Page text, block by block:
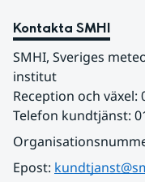
Kontakta SMHI
SMHI, Sveriges
institut
Reception och växel:
Telefon kundtjänst:
Epost: